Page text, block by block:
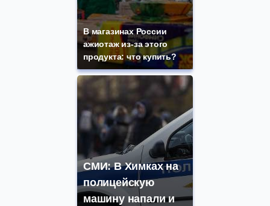
В магазинах России
ажиотаж из-за этого
продукта: что купить?
СМИ: В Химках на
полицейскую
машину напали и